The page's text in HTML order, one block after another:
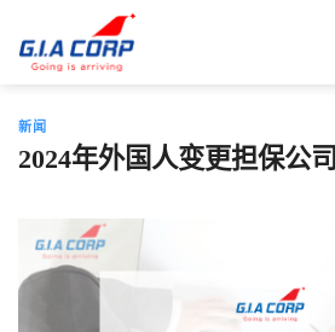
新闻
2024年外国人变更担保公司